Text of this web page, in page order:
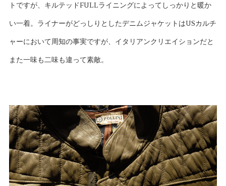
トですが、キルテッドFULLライニングによってしっかりと暖か
い一着。ライナーがどっしりとしたデニムジャケットはUSカルチ
ャーにおいて周知の事実ですが、イタリアンクリエイションだと
また一味も二味も違って素敵。